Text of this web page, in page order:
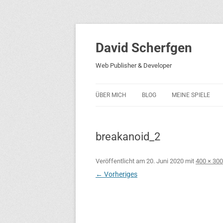
David Scherfgen
Web Publisher & Developer
ÜBER MICH BLOG MEINE SPIELE
ROLLMORAD —
breakanoid_2
Veröffentlicht am 20. Juni 2020 mit 400 × 300
← Vorheriges